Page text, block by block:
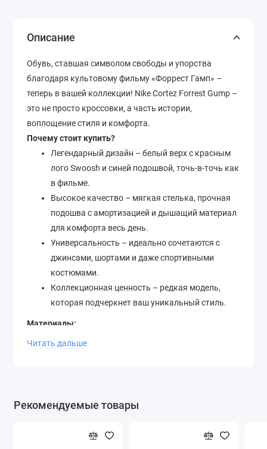
Описание
Обувь, ставшая символом свободы и упорства
благодаря культовому фильму «Форрест Гамп» –
теперь в вашей коллекции! Nike Cortez Forrest Gump –
это не просто кроссовки, а часть истории,
воплощение стиля и комфорта.
Почему стоит купить?
Легендарный дизайн – белый верх с красным
лого Swoosh и синей подошвой, точь-в-точь как
в фильме.
Высокое качество – мягкая стелька, прочная
подошва с амортизацией и дышащий материал
для комфорта весь день.
Универсальность – идеально сочетаются с
джинсами, шортами и даже спортивными
костюмами.
Коллекционная ценность – редкая модель,
которая подчеркнет ваш уникальный стиль.
Материалы:
Логотип Nike Swoosh на боковой части
Перфорация на носке для вентиляции
Читать дальше
Рекомендуемые товары